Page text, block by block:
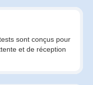
sont conçus pour
et de réception